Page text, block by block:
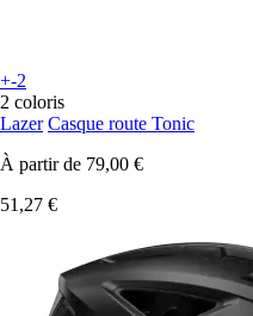
+-2
2 coloris
Lazer Casque route Tonic
À partir de 79,00 €
51,27 €